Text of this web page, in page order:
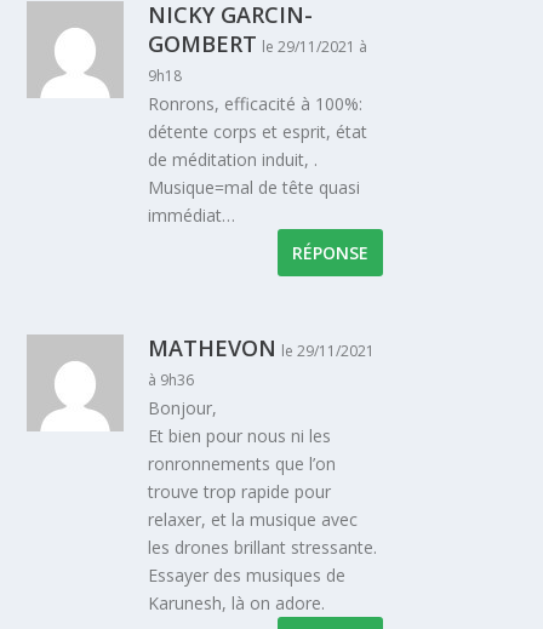
NICKY GARCIN-
GOMBERT le 29/11/2021 à
9h18
Ronrons, efficacité à 100%:
détente corps et esprit, état
de méditation induit, .
Musique=mal de tête quasi
immédiat…
RÉPONSE
MATHEVON le 29/11/2021
à 9h36
Bonjour,
Et bien pour nous ni les
ronronnements que l’on
trouve trop rapide pour
relaxer, et la musique avec
les drones brillant stressante.
Essayer des musiques de
Karunesh, là on adore.